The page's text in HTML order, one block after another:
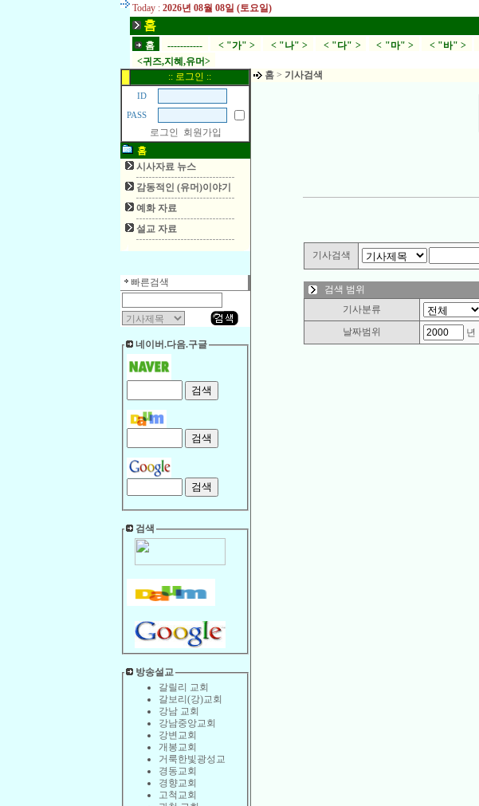
Today : 2026년 08월 08일 (토요일)
홈
홈
----------- < "가" > < "나" > < "다" > < "마" > < "바" >
<귀즈,지혜,유머>
:: 로그인 ::
ID
PASS
로그인
회원가입
홈
시사자료 뉴스
감동적인 (유머)이야기
예화 자료
설교 자료
빠른검색
네이버.다음.구글
검색
방송설교
갈릴리 교회
갈보리(강)교회
강남 교회
강남중앙교회
강변교회
개봉교회
거룩한빛광성교
경동교회
경향교회
고척교회
홈 > 기사검색
기사검색
검색 범위
기사분류
날짜범위
년